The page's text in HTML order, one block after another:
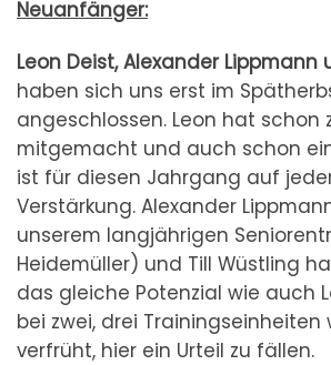
Neuanfänger:
Leon Deist, Alexander Lippmann
haben sich uns erst im
angeschlossen. Leon hat schon
mitgemacht und auch schon ein
ist für diesen Jahrgang auf
Verstärkung. Alexander
unserem langjährigen
Heidemüller) und Till Wüstling
das gleiche Potenzial wie auch
bei zwei, drei Trainingseinheiten
verfrüht, hier ein Urteil zu fällen.